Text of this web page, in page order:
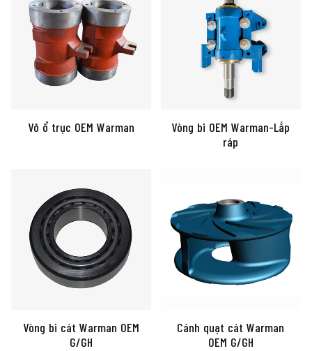
Vỏ ổ trục OEM Warman
Vòng bi OEM Warman-Lắp
ráp
Vòng bi cát Warman OEM
G/GH
Cánh quạt cát Warman
OEM G/GH